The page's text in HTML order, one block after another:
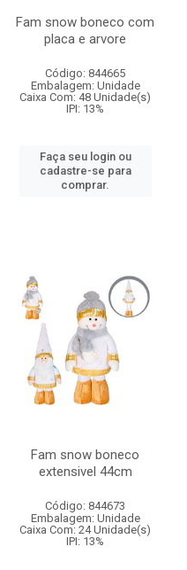
Fam snow boneco com
placa e arvore
Código: 844665
Embalagem: Unidade
Caixa Com: 48 Unidade(s)
IPI: 13%
Faça seu login ou
cadastre-se para
comprar.
Fam snow boneco
extensivel 44cm
Código: 844673
Embalagem: Unidade
Caixa Com: 24 Unidade(s)
IPI: 13%